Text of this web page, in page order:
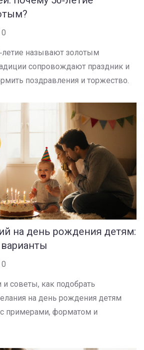
0
называют золотым
сопровождают праздник и
поздравления и торжество.
на день рождения детям:
0
советы, как подобрать
на день рождения детям
примерами, форматом и